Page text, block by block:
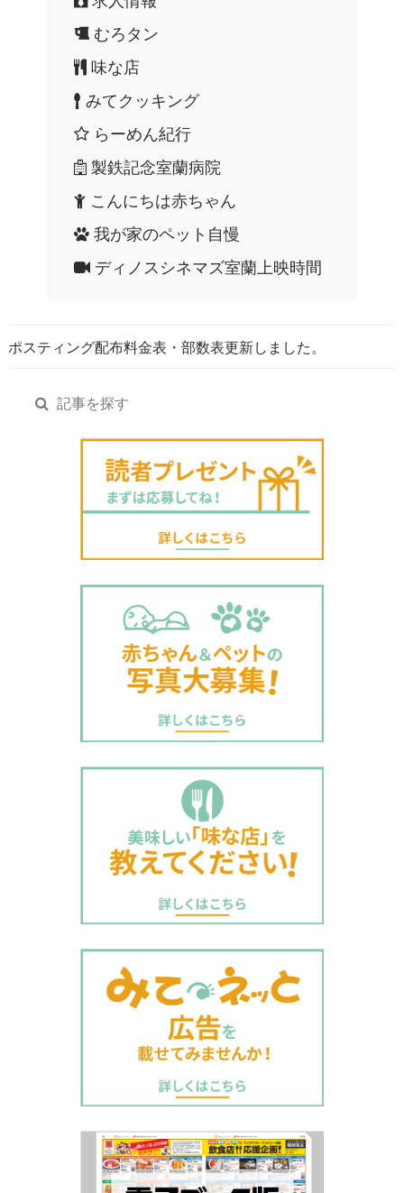
むろタン
味な店
みてクッキング
らーめん紀行
製鉄記念室蘭病院
こんにちは赤ちゃん
我が家のペット自慢
ディノスシネマズ室蘭上映時間
ポスティング配布料金表・部数表更新しました。
記事を探す